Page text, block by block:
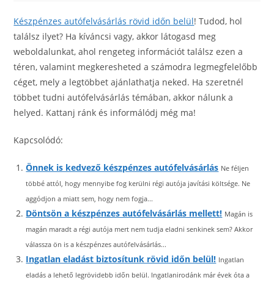
Készpénzes autófelvásárlás rövid időn belül! Tudod, hol
találsz ilyet? Ha kíváncsi vagy, akkor látogasd meg
weboldalunkat, ahol rengeteg információt találsz ezen a
téren, valamint megkeresheted a számodra legmegfelelőbb
céget, mely a legtöbbet ajánlathatja neked. Ha szeretnél
többet tudni autófelvásárlás témában, akkor nálunk a
helyed. Kattanj ránk és informálódj még ma!
Kapcsolódó:
Önnek is kedvező készpénzes autófelvásárlás Ne féljen
többé attól, hogy mennyibe fog kerülni régi autója javítási költsége. Ne
aggódjon a miatt sem, hogy nem fogja...
Döntsön a készpénzes autófelvásárlás mellett! Magán is
magán maradt a régi autója mert nem tudja eladni senkinek sem? Akkor
válassza ön is a készpénzes autófelvásárlás...
Ingatlan eladást biztosítunk rövid időn belül! Ingatlan
eladás a lehető legrövidebb időn belül. Ingatlanirodánk már évek óta a